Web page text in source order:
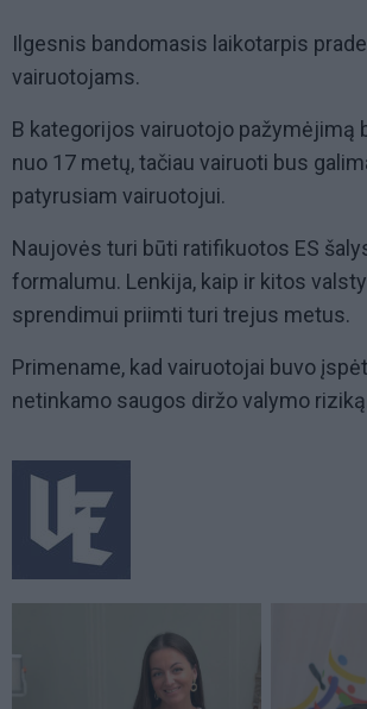
Ilgesnis bandomasis laikotarpis
vairuotojams.
B kategorijos vairuotojo pažymėjimą
nuo 17 metų, tačiau vairuoti bus
patyrusiam vairuotojui.
Naujovės turi būti ratifikuotos ES
formalumu. Lenkija, kaip ir kitos
sprendimui priimti turi trejus metus.
Primename, kad vairuotojai buvo
netinkamo saugos diržo valymo